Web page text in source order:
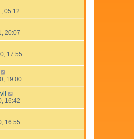
05:12
20:07
17:55
19:00
16:42
16:55